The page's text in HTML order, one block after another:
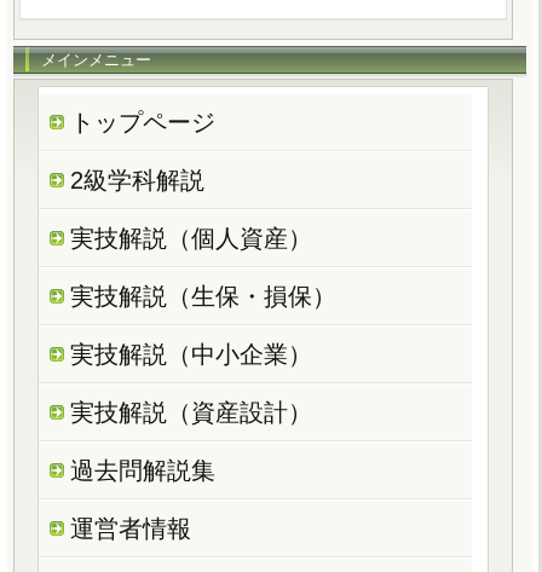
メインメニュー
トップページ
2級学科解説
実技解説（個人資産）
実技解説（生保・損保）
実技解説（中小企業）
実技解説（資産設計）
過去問解説集
運営者情報